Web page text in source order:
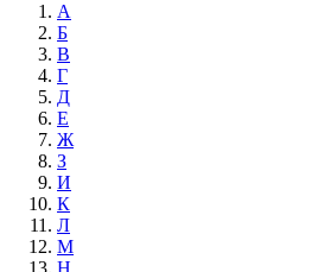
А
Б
В
Г
Д
Е
Ж
З
И
К
Л
М